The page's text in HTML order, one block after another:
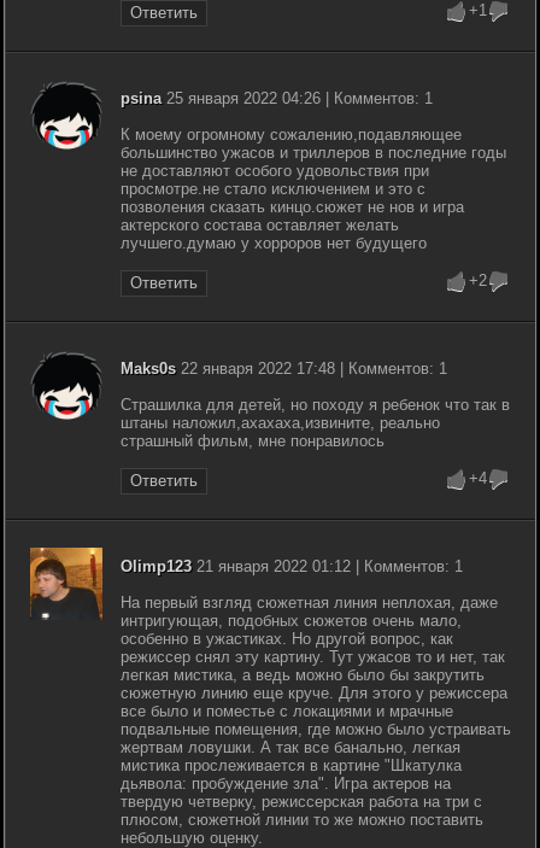
Ответить +1
psina25 января 2022 04:26 | Комментов: 1
К моему огромному сожалению,подавляющее
большинство ужасов и триллеров в последние годы
не доставляют особого удовольствия при
просмотре.не стало исключением и это с
позволения сказать кинцо.сюжет не нов и игра
актерского состава оставляет желать
лучшего.думаю у хорроров нет будущего
Ответить +2
Maks0s22 января 2022 17:48 | Комментов: 1
Страшилка для детей, но походу я ребенок что так в
штаны наложил,ахахаха,извините, реально
страшный фильм, мне понравилось
Ответить +4
Olimp12321 января 2022 01:12 | Комментов: 1
На первый взгляд сюжетная линия неплохая, даже
интригующая, подобных сюжетов очень мало,
особенно в ужастиках. Но другой вопрос, как
режиссер снял эту картину. Тут ужасов то и нет, так
легкая мистика, а ведь можно было бы закрутить
сюжетную линию еще круче. Для этого у режиссера
все было и поместье с локациями и мрачные
подвальные помещения, где можно было устраивать
жертвам ловушки. А так все банально, легкая
мистика прослеживается в картине "Шкатулка
дьявола: пробуждение зла". Игра актеров на
твердую четверку, режиссерская работа на три с
плюсом, сюжетной линии то же можно поставить
небольшую оценку.